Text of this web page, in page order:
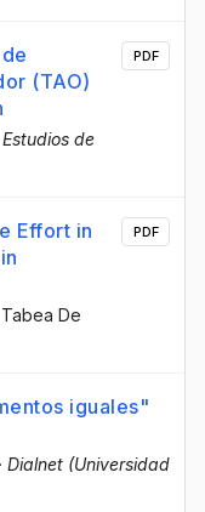
(TAO)
Estudios de
PDF
Effort in
, Tabea De
PDF
iguales"
· Dialnet (Universidad